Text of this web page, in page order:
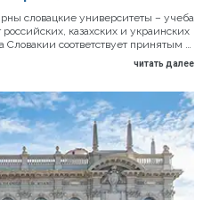
словацкие университеты – учеба
казахских и украинских
соответствует принятым …
читать далее